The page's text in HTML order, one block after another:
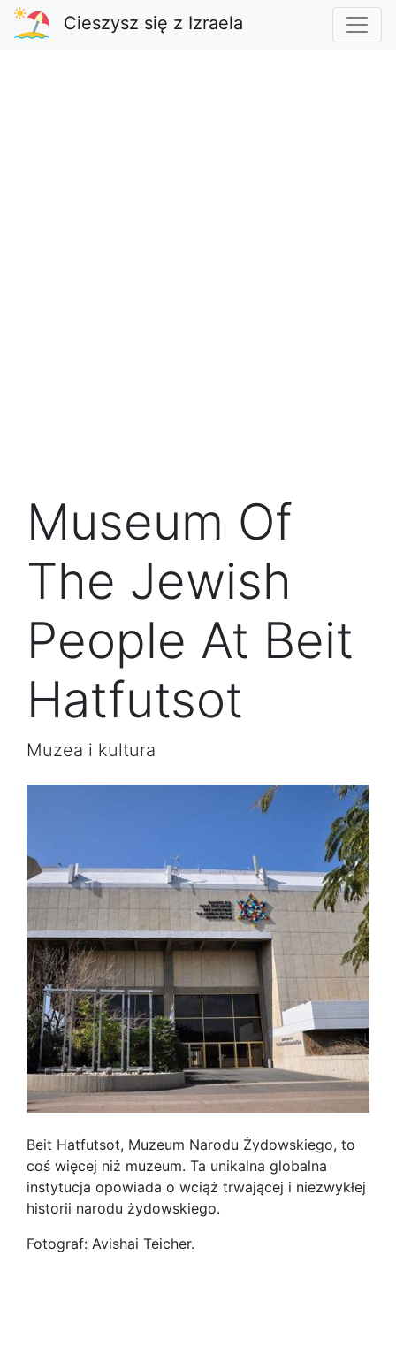
Cieszysz się z Izraela
Museum Of
The Jewish
People At Beit
Hatfutsot
Muzea i kultura
Beit Hatfutsot, Muzeum Narodu Żydowskiego, to
coś więcej niż muzeum. Ta unikalna globalna
instytucja opowiada o wciąż trwającej i niezwykłej
historii narodu żydowskiego.
Fotograf: Avishai Teicher.